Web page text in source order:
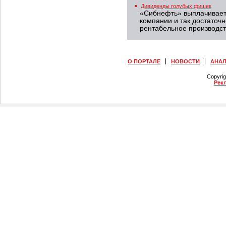
Дивиденды голубых фишек
«Сибнефть»
компании и так
рентабельное
О ПОРТАЛЕ НОВОСТИ